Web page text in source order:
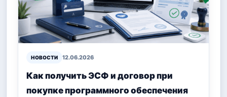
НОВОСТИ 12.06.2026
Как получить ЭСФ и договор при
покупке программного обеспечения